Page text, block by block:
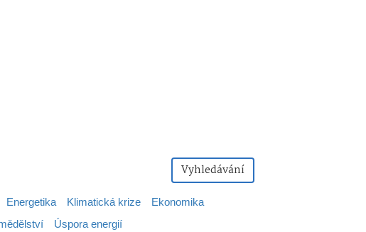
Vyhledávání
Energetika Klimatická krize
Ekonomika
Úspora energií